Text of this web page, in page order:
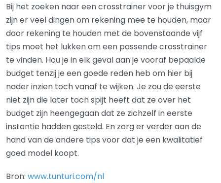
Bij het zoeken naar een crosstrainer voor je thuisgym
zijn er veel dingen om rekening mee te houden, maar
door rekening te houden met de bovenstaande vijf
tips moet het lukken om een passende crosstrainer
te vinden. Hou je in elk geval aan je vooraf bepaalde
budget tenzij je een goede reden heb om hier bij
nader inzien toch vanaf te wijken. Je zou de eerste
niet zijn die later toch spijt heeft dat ze over het
budget zijn heengegaan dat ze zichzelf in eerste
instantie hadden gesteld. En zorg er verder aan de
hand van de andere tips voor dat je een kwalitatief
goed model koopt.
Bron: www.tunturi.com/nl